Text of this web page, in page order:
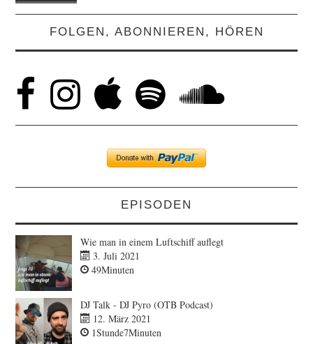
FOLGEN, ABONNIEREN, HÖREN
EPISODEN
Wie man in einem Luftschiff auflegt
3. Juli 2021
49Minuten
DJ Talk - DJ Pyro (OTB Podcast)
12. März 2021
1Stunde7Minuten